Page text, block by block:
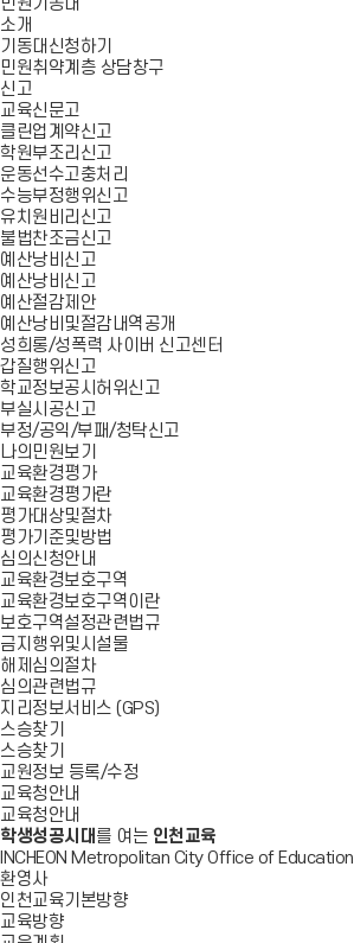
민원기동대
소개
기동대신청하기
민원취약계층 상담창구
신고
교육신문고
클린업계약신고
학원부조리신고
운동선수고충처리
수능부정행위신고
유치원비리신고
불법찬조금신고
예산낭비신고
예산낭비신고
예산절감제안
예산낭비및절감내역공개
성희롱/성폭력 사이버 신고센터
갑질행위신고
학교정보공시허위신고
부실시공신고
부정/공익/부패/청탁신고
나의민원보기
교육환경평가
교육환경평가란
평가대상및절차
평가기준및방법
심의신청안내
교육환경보호구역
교육환경보호구역이란
보호구역설정관련법규
금지행위및시설물
해제심의절차
심의관련법규
지리정보서비스 (GPS)
스승찾기
스승찾기
교원정보 등록/수정
교육청안내
교육청안내
학생성공시대 를 여는 인천교육
INCHEON Metropolitan City Office of Education
환영사
인천교육기본방향
교육방향